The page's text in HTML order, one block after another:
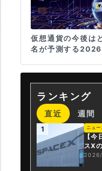
仮想通貨の今後は
名が予測する2026
ランキング
直近 週間
1 ニュー
【今
スX
解禁
が盗難